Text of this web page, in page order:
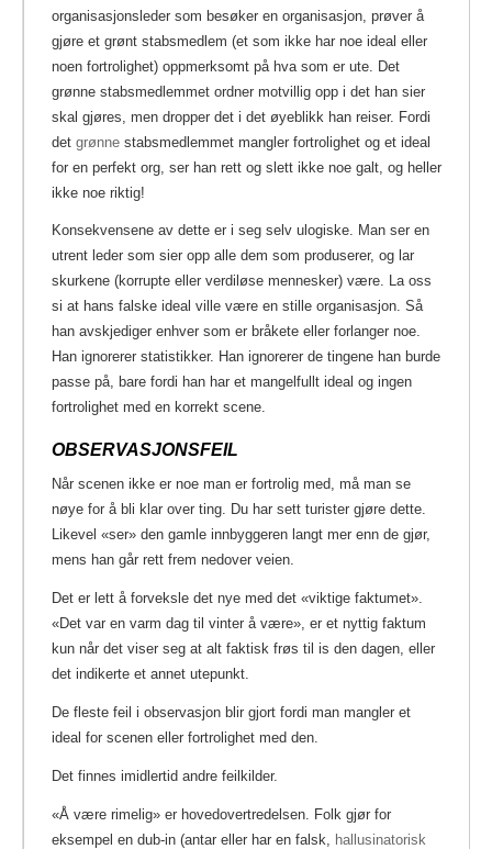
organisasjonsleder som besøker en organisasjon, prøver å
gjøre et grønt stabsmedlem (et som ikke har noe ideal eller
noen fortrolighet) oppmerksomt på hva som er ute. Det
grønne stabsmedlemmet ordner motvillig opp i det han sier
skal gjøres, men dropper det i det øyeblikk han reiser. Fordi
det grønne stabsmedlemmet mangler fortrolighet og et ideal
for en perfekt org, ser han rett og slett ikke noe galt, og heller
ikke noe riktig!
Konsekvensene av dette er i seg selv ulogiske. Man ser en
utrent leder som sier opp alle dem som produserer, og lar
skurkene (korrupte eller verdiløse mennesker) være. La oss
si at hans falske ideal ville være en stille organisasjon. Så
han avskjediger enhver som er bråkete eller forlanger noe.
Han ignorerer statistikker. Han ignorerer de tingene han burde
passe på, bare fordi han har et mangelfullt ideal og ingen
fortrolighet med en korrekt scene.
OBSERVASJONSFEIL
Når scenen ikke er noe man er fortrolig med, må man se
nøye for å bli klar over ting. Du har sett turister gjøre dette.
Likevel «ser» den gamle innbyggeren langt mer enn de gjør,
mens han går rett frem nedover veien.
Det er lett å forveksle det nye med det «viktige faktumet».
«Det var en varm dag til vinter å være», er et nyttig faktum
kun når det viser seg at alt faktisk frøs til is den dagen, eller
det indikerte et annet utepunkt.
De fleste feil i observasjon blir gjort fordi man mangler et
ideal for scenen eller fortrolighet med den.
Det finnes imidlertid andre feilkilder.
«Å være rimelig» er hovedovertredelsen. Folk gjør for
eksempel en dub-in (antar eller har en falsk,
hallusinatorisk